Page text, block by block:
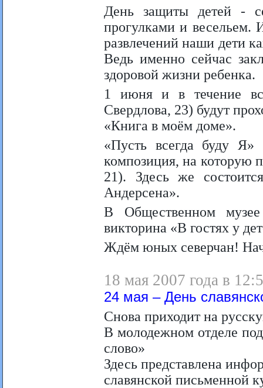
День защиты детей -
прогулками и весельем.
развлечений наши дети
Ведь именно сейчас
здоровой жизни ребенка.
1 июня и в течение
Свердлова, 23) будут
«Книга в моём доме».
«Пусть всегда буду Я»
композиция, на которую
21). Здесь же
Андерсена».
В Общественном музее
викторина «В гостях у
Ждём юных северчан!
18 мая 2007 года в
24 мая – День
Снова приходит на
В молодежном отделе
слово»
Здесь представлена
славянской письменной